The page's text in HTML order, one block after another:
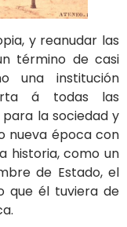
y reanudar las
término de casi
una institución
á todas las
la sociedad y
nueva época con
historia, como un
de Estado, el
que él tuviera de